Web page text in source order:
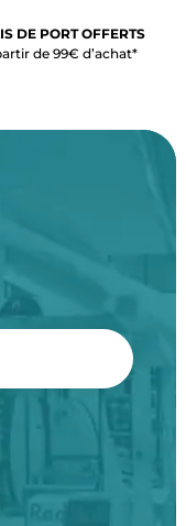
DE PORT OFFERTS
de 99€ d’achat*